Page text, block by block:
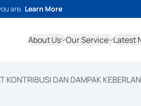
are. Learn More
About Us Our Service Latest
KONTRIBUSI DAN DAMPAK